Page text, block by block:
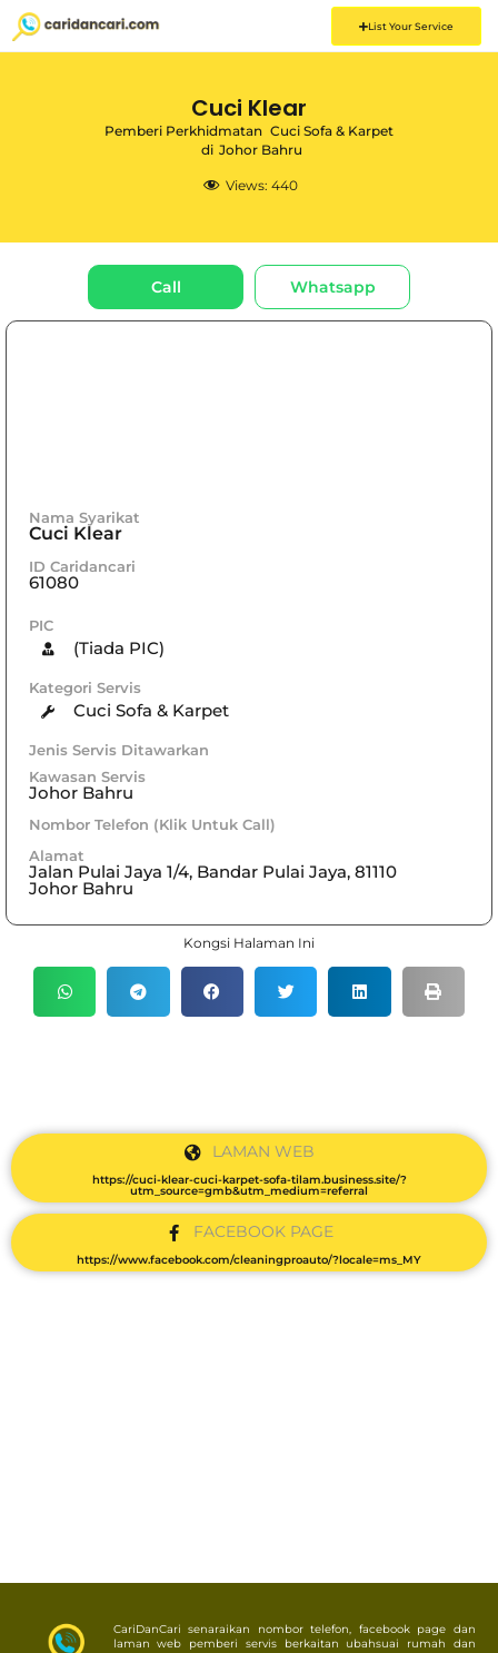
List Your Service
Cuci Klear
Pemberi Perkhidmatan Cuci Sofa & Karpet
di Johor Bahru
Views: 440
Call Whatsapp
Nama Syarikat
Cuci Klear
ID Caridancari
61080
PIC
(Tiada PIC)
Kategori Servis
Cuci Sofa & Karpet
Jenis Servis Ditawarkan
Kawasan Servis
Johor Bahru
Nombor Telefon (Klik Untuk Call)
Alamat
Jalan Pulai Jaya 1/4, Bandar Pulai Jaya, 81110
Johor Bahru
Kongsi Halaman Ini
LAMAN WEB
https://cuci-klear-cuci-karpet-sofa-tilam.business.site/?
utm_source=gmb&utm_medium=referral
FACEBOOK PAGE
https://www.facebook.com/cleaningproauto/?locale=ms_MY
CariDanCari senaraikan nombor telefon, facebook page dan
laman web pemberi servis berkaitan ubahsuai rumah dan